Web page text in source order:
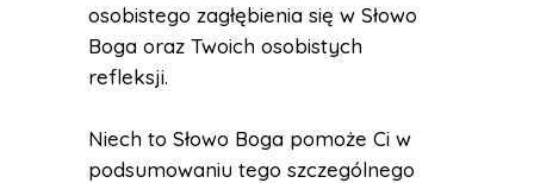
osobistego zagłębienia się w Słowo
Boga oraz Twoich osobistych
refleksji.
Niech to Słowo Boga pomoże Ci w
podsumowaniu tego szczególnego